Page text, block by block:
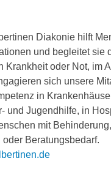
Diakonie hilft
und begleitet sie
Krankheit oder Not, im
sich unsere
in
und Jugendhilfe, in
mit Behinderung,
Beratungsbedarf.